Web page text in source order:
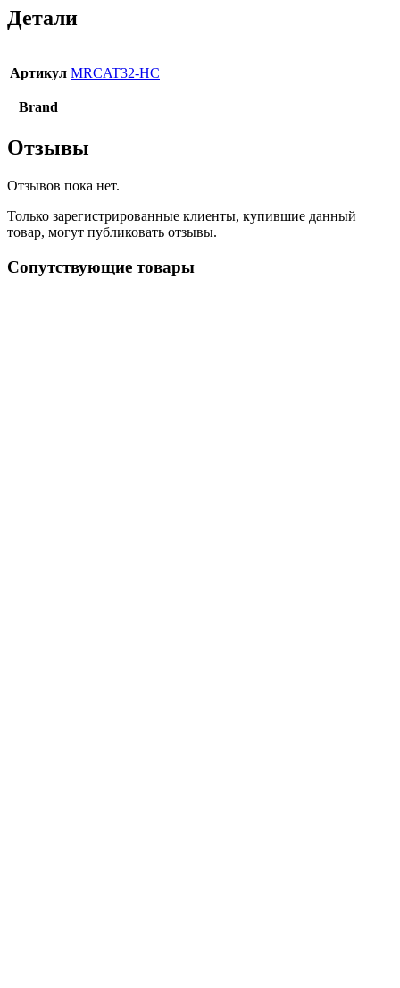
Детали
Артикул MRCAT32-HC
Brand
Отзывы
Отзывов пока нет.
Только зарегистрированные клиенты, купившие данный
товар, могут публиковать отзывы.
Сопутствующие товары